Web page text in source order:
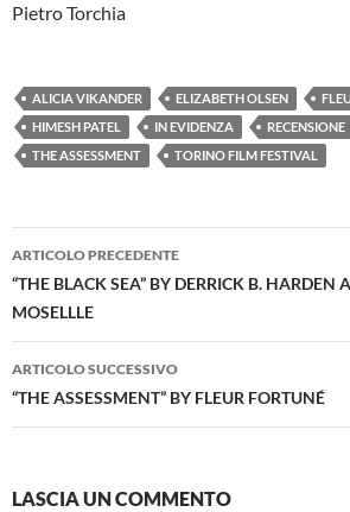
Pietro Torchia
ALICIA VIKANDER ELIZABETH OLSEN
HIMESH PATEL
IN EVIDENZA RECENSIONE
THE ASSESSMENT
TORINO FILM FESTIVAL
Navigazione
articolo
ARTICOLO PRECEDENTE
“THE BLACK SEA” BY DERRICK B. HARDEN
MOSELLLE
ARTICOLO SUCCESSIVO
“THE ASSESSMENT” BY FLEUR FORTUNÉ
LASCIA UN COMMENTO